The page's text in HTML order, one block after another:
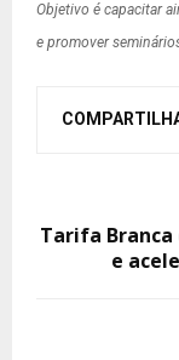
Objetivo é capacitar
e promover
Tarifa
e